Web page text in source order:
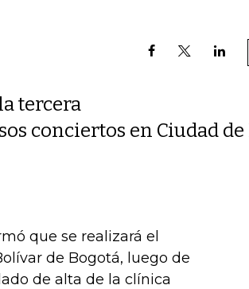
tercera
conciertos en Ciudad
que se realizará el
de Bogotá, luego de
de alta de la clínica